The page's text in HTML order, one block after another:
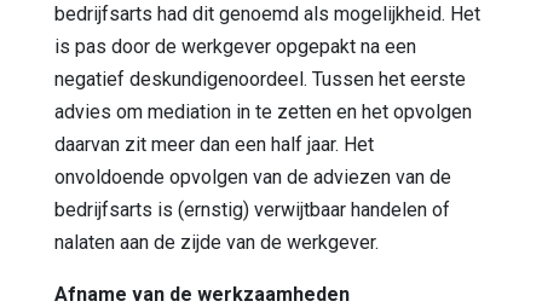
bedrijfsarts had dit genoemd als mogelijkheid. Het
is pas door de werkgever opgepakt na een
negatief deskundigenoordeel. Tussen het eerste
advies om mediation in te zetten en het opvolgen
daarvan zit meer dan een half jaar. Het
onvoldoende opvolgen van de adviezen van de
bedrijfsarts is (ernstig) verwijtbaar handelen of
nalaten aan de zijde van de werkgever.
Afname van de werkzaamheden